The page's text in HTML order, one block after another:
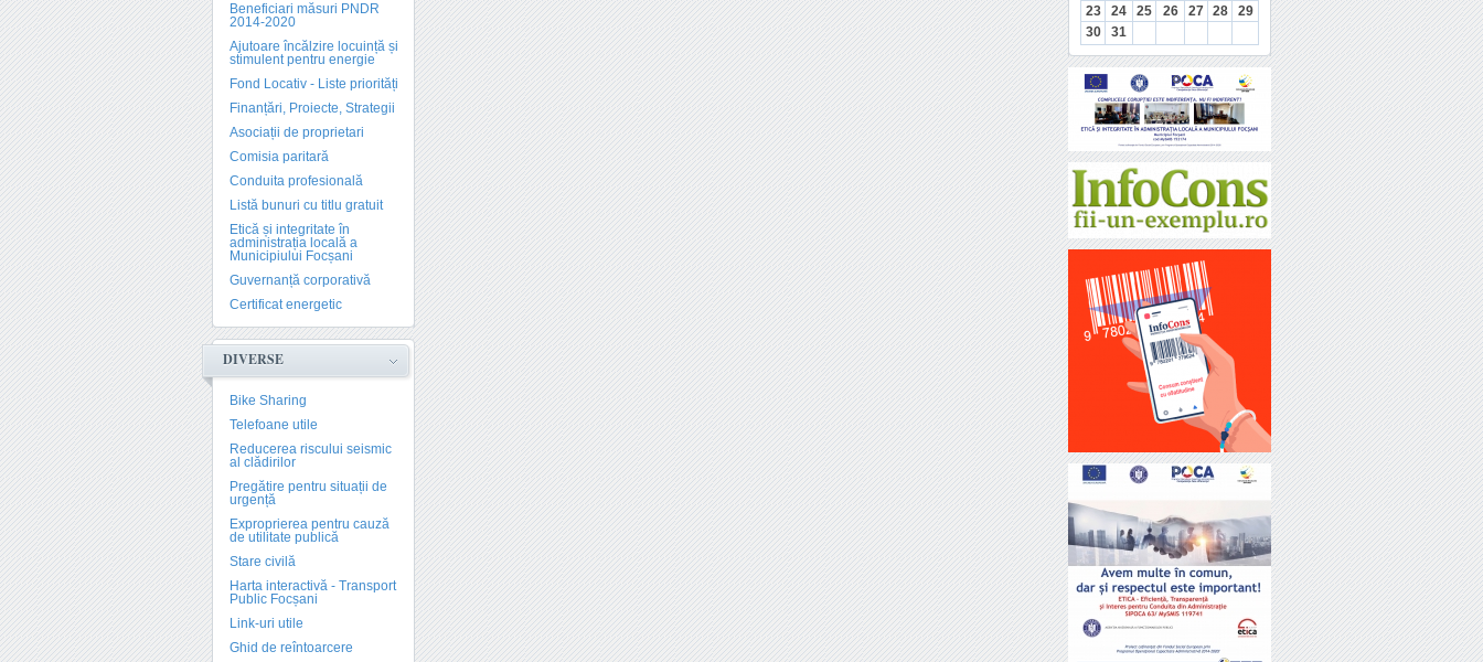
Beneficiari măsuri PNDR
2014-2020
Ajutoare încălzire locuință și
stimulent pentru energie
Fond Locativ - Liste priorități
Finanțări, Proiecte, Strategii
Asociații de proprietari
Comisia paritară
Conduita profesională
Listă bunuri cu titlu gratuit
Etică și integritate în
administrația locală a
Municipiului Focșani
Guvernanță corporativă
Certificat energetic
DIVERSE
Bike Sharing
Telefoane utile
Reducerea riscului seismic
al clădirilor
Pregătire pentru situații de
urgență
Exproprierea pentru cauză
de utilitate publică
Stare civilă
Harta interactivă - Transport
Public Focșani
Link-uri utile
Ghid de reîntoarcere
23
24 25 26 27 28
29
30
31